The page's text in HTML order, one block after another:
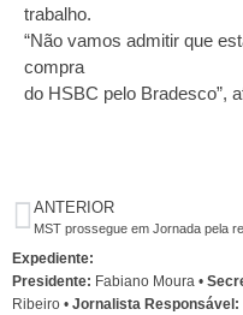
trabalho.
“Não vamos admitir que
compra
do HSBC pelo Bradesco”,
ANTERIOR
Expediente:
Presidente: Fabiano Moura •
Ribeiro • Jornalista Responsável: